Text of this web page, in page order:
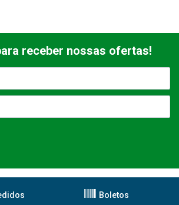
receber nossas ofertas!
Boletos